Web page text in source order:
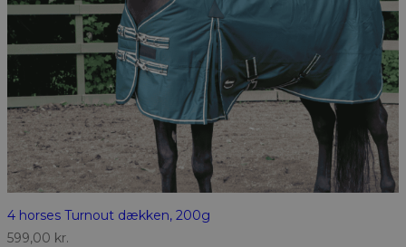
4 horses Turnout dækken, 200g
599,00 kr.